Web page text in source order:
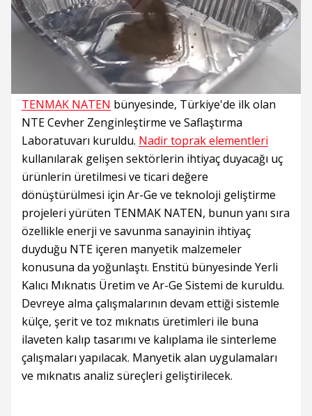
Süre
/
Toplam
Süre Yüklendi:
0%
Yükleniyor:
0%
TENMAK NATEN bünyesinde, Türkiye'de ilk olan
NTE Cevher Zenginleştirme ve Saflaştırma
Laboratuvarı kuruldu. Nadir toprak elementleri
kullanılarak gelişen sektörlerin ihtiyaç duyacağı uç
ürünlerin üretilmesi ve ticari değere
dönüştürülmesi için Ar-Ge ve teknoloji geliştirme
projeleri yürüten TENMAK NATEN, bunun yanı sıra
özellikle enerji ve savunma sanayinin ihtiyaç
duyduğu NTE içeren manyetik malzemeler
konusuna da yoğunlaştı. Enstitü bünyesinde Yerli
Kalıcı Mıknatıs Üretim ve Ar-Ge Sistemi de kuruldu.
Devreye alma çalışmalarının devam ettiği sistemle
külçe, şerit ve toz mıknatıs üretimleri ile buna
ilaveten kalıp tasarımı ve kalıplama ile sinterleme
çalışmaları yapılacak. Manyetik alan uygulamaları
ve mıknatıs analiz süreçleri geliştirilecek.